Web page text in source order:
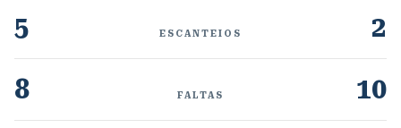
5
ESCANTEIOS
2
8
FALTAS
10